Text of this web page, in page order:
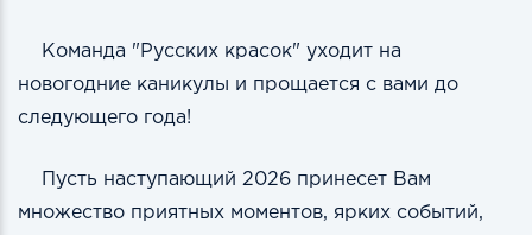
Команда "Русских красок" уходит на
новогодние каникулы и прощается с вами до
следующего года!
Пусть наступающий 2026 принесет Вам
множество приятных моментов, ярких событий,